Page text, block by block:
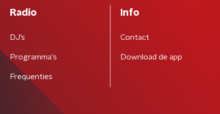
Radio
DJ’s
Programma's
Frequenties
Info
Contact
Download de app